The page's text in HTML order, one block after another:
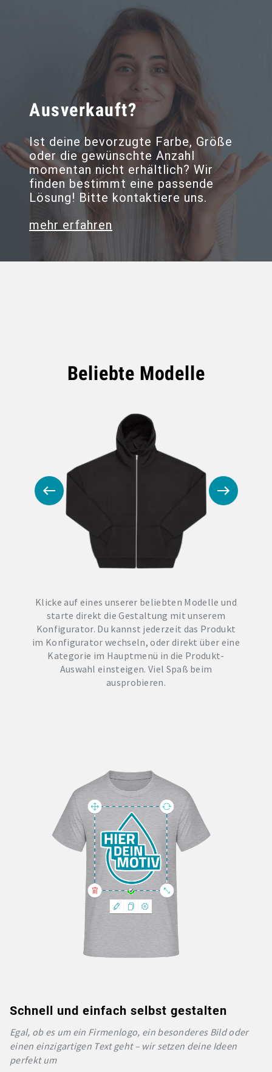
Ausverkauft?
Ist deine bevorzugte Farbe, Größe
oder die gewünschte Anzahl
momentan nicht erhältlich? Wir
finden bestimmt eine passende
Lösung! Bitte kontaktiere uns.
mehr erfahren
Beliebte Modelle
Klicke auf eines unserer beliebten Modelle und
starte direkt die Gestaltung mit unserem
Konfigurator. Du kannst jederzeit das Produkt
im Konfigurator wechseln, oder direkt über eine
Kategorie im Hauptmenü in die Produkt-
Auswahl einsteigen. Viel Spaß beim
ausprobieren.
Schnell und einfach selbst gestalten
Egal, ob es um ein Firmenlogo, ein besonderes Bild oder
einen einzigartigen Text geht – wir setzen deine Ideen
perfekt um